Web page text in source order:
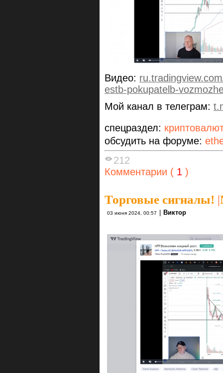
Видео:
estb-pokupatelb-
Мой канал в телеграм:
спецраздел:
обсудить на форуме:
212
Комментарии ( 1 )
Торговые сигналы! |
03 июня 2024, 00:57 | Виктор